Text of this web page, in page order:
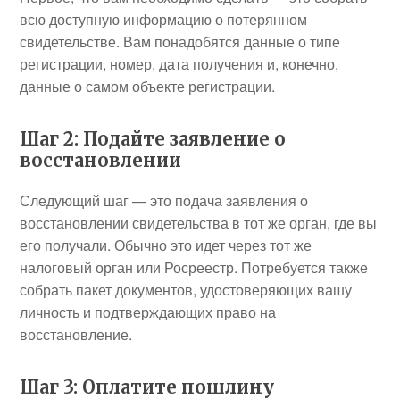
всю доступную информацию о потерянном
свидетельстве. Вам понадобятся данные о типе
регистрации, номер, дата получения и, конечно,
данные о самом объекте регистрации.
Шаг 2: Подайте заявление о
восстановлении
Следующий шаг — это подача заявления о
восстановлении свидетельства в тот же орган, где вы
его получали. Обычно это идет через тот же
налоговый орган или Росреестр. Потребуется также
собрать пакет документов, удостоверяющих вашу
личность и подтверждающих право на
восстановление.
Шаг 3: Оплатите пошлину